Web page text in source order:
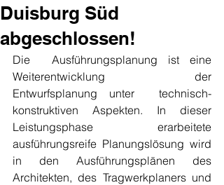
Duisburg Süd
abgeschlossen!
Die  Ausführungsplanung ist eine
Weiterentwicklung der
Entwurfsplanung unter  technisch-
konstruktiven Aspekten. In dieser
Leistungsphase erarbeitete
ausführungsreife Planungslösung wird
in den Ausführungsplänen des
Architekten, des Tragwerkplaners und